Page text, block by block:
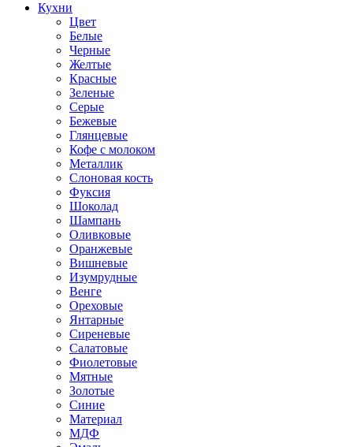
Кухни
Цвет
Белые
Черные
Желтые
Красные
Зеленые
Серые
Бежевые
Глянцевые
Кофе с молоком
Металлик
Слоновая кость
Фуксия
Шоколад
Шампань
Оливковые
Оранжевые
Вишневые
Изумрудные
Венге
Ореховые
Янтарные
Сиреневые
Салатовые
Фиолетовые
Мятные
Золотые
Синие
Материал
МДФ